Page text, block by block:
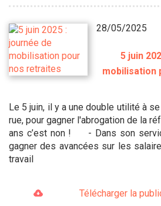
28/05/2025
5 juin
mobilisation
Le 5 juin, il y a une double utilité à
rue, pour gagner l'abrogation de la
ans c’est non ! - Dans son
gagner des avancées sur les
travail
Télécharger la